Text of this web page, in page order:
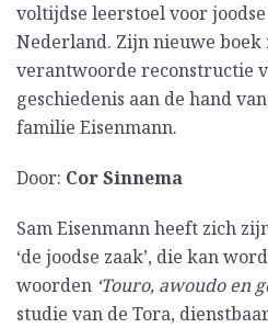
voltijdse leerstoel voor
Nederland. Zijn nieuwe
verantwoorde reconstructie
geschiedenis aan de hand
familie Eisenmann.
Door: Cor Sinnema
Sam Eisenmann heeft zich
‘de joodse zaak’, die kan
woorden ‘Touro, awoudo en
studie van de Tora,